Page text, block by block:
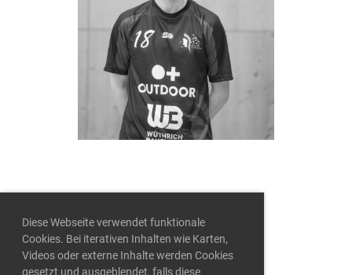
Diese Webseite verwendet funktionale
Cookies. Bei iterativen Inhalten wie Karten,
Videos oder externe Inhalte werden Cookies
gesetzt und ausgeblendet, falls diese